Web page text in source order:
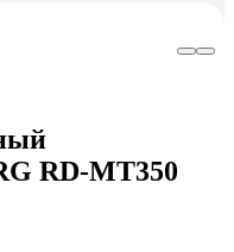
RD-MT350